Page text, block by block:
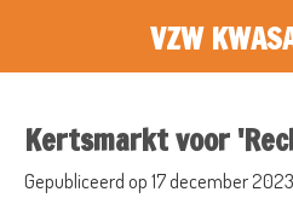
de
hoofdinhoud
VZW
Kertsmarkt voor
Gepubliceerd op 17 december